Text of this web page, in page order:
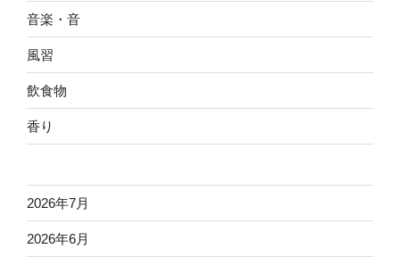
音楽・音
風習
飲食物
香り
2026年7月
2026年6月